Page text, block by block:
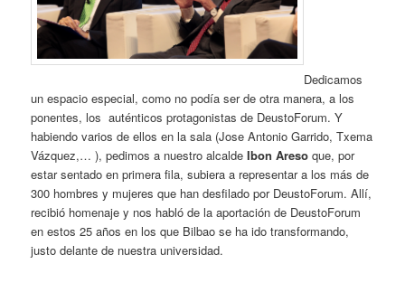
Dedicamos
un espacio especial, como no podía ser de otra manera, a los
ponentes, los auténticos protagonistas de DeustoForum. Y
habiendo varios de ellos en la sala (Jose Antonio Garrido, Txema
Vázquez,… ), pedimos a nuestro alcaldeIbon Areso que, por
estar sentado en primera fila, subiera a representar a los más de
300 hombres y mujeres que han desfilado por DeustoForum. Allí,
recibió homenaje y nos habló de la aportación de DeustoForum
en estos 25 años en los que Bilbao se ha ido transformando,
justo delante de nuestra universidad.